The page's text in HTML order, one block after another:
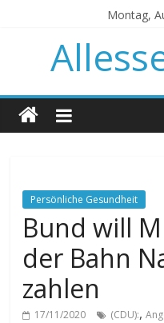
Montag,
Persönliche Gesundheit
Bund will
der Bahn
zahlen
17/11/2020 (CDU):,